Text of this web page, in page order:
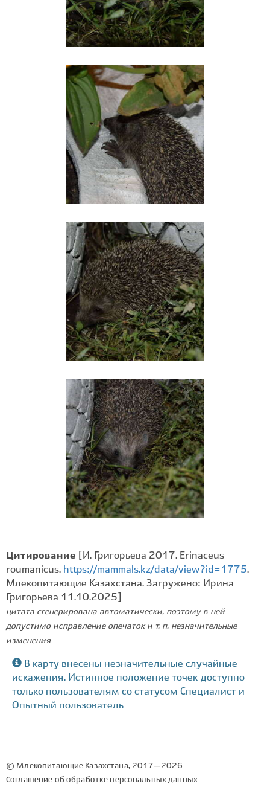
Цитирование
[И. Григорьева 2017. Erinaceus
roumanicus. https://mammals.kz/data/view?id=1775.
Млекопитающие Казахстана. Загружено: Ирина
Григорьева 11.10.2025]
цитата сгенерирована автоматически, поэтому в ней
допустимо исправление опечаток и т. п. незначительные
изменения
В карту внесены незначительные случайные
искажения. Истинное положение точек доступно
только пользователям со статусом Специалист и
Опытный пользователь
© Млекопитающие Казахстана, 2017—2026
Соглашение об обработке персональных данных